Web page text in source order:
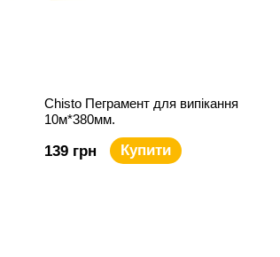
Chisto Пеграмент для випікання
10м*380мм.
139 грн Купити